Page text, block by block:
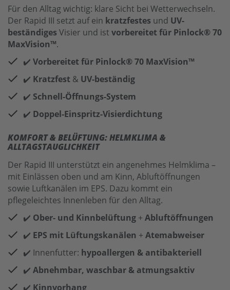
Für den Alltag wichtig: klare Sicht bei Wetterwechseln.
Der Rapid III setzt auf ein kratzfestes und UV-
beständiges Visier und ist vorbereitet für Pinlock® 70
MaxVision™.
✔️ Vorbereitet für Pinlock® 70 MaxVision™
✔️ Kratzfest & UV-beständig
✔️ Schnell-Öffnungs-System
✔️ Doppel-Einspritz-Visierdichtung
KOMFORT & BELÜFTUNG: HELMKLIMA &
ALLTAGSTAUGLICHKEIT
Der Rapid III unterstützt ein angenehmes Helmklima –
mit Einlässen oben und am Kinn, Abluftöffnungen
sowie Luftkanälen im EPS. Dazu kommt ein
pflegeleichtes Innenleben für den Alltag.
✔️ Ober- und Kinnbelüftung + Abluftöffnungen
✔️ EPS mit Lüftungskanälen + Atemabweiser
✔️ Innenfutter: hypoallergen & antibakteriell
✔️ Abnehmbar, waschbar & atmungsaktiv
✔️ Kinnvorhang